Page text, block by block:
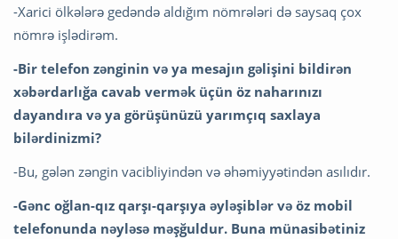
-Xarici ölkələrə gedəndə aldığım nömrələri də saysaq çox
nömrə işlədirəm.
-Bir telefon zənginin və ya mesajın gəlişini bildirən
xəbərdarlığa cavab vermək üçün öz naharınızı
dayandıra və ya görüşünüzü yarımçıq saxlaya
bilərdinizmi?
-Bu, gələn zəngin vacibliyindən və əhəmiyyətindən asılıdır.
-Gənc oğlan-qız qarşı-qarşıya əyləşiblər və öz mobil
telefonunda nəyləsə məşğuldur. Buna münasibətiniz